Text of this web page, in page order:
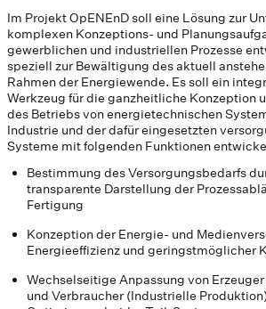
Im Projekt OpENEnD soll eine Lösung zur
komplexen Konzeptions- und
gewerblichen und industriellen Prozesse
speziell zur Bewältigung des aktuell
Rahmen der Energiewende. Es soll ein
Werkzeug für die ganzheitliche Konzeption
des Betriebs von energietechnischen
Industrie und der dafür eingesetzten
Systeme mit folgenden Funktionen
Bestimmung des Versorgungsbedarfs
transparente Darstellung der
Fertigung
Konzeption der Energie- und
Energieeffizienz und geringstmöglicher
Wechselseitige Anpassung von
und Verbraucher (Industrielle